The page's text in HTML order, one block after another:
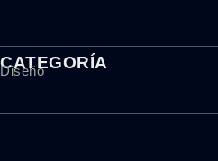
CATEGORÍA
Diseño